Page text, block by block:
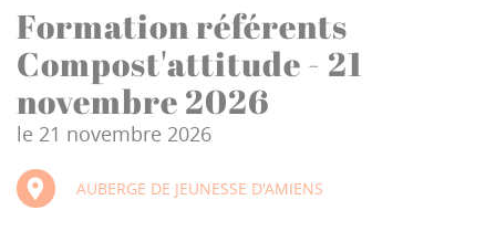
Formation référents
Compost'attitude - 21
novembre 2026
le 21 novembre 2026
AUBERGE DE JEUNESSE D'AMIENS